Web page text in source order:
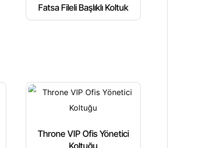
Fatsa Fileli Başlıklı Koltuk
Throne VIP Ofis Yönetici
Koltuğu